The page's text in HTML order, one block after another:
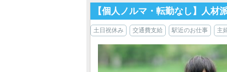
【個人ノルマ・転勤なし】人材
土日祝休み 交通費支給 駅近のお仕事 主